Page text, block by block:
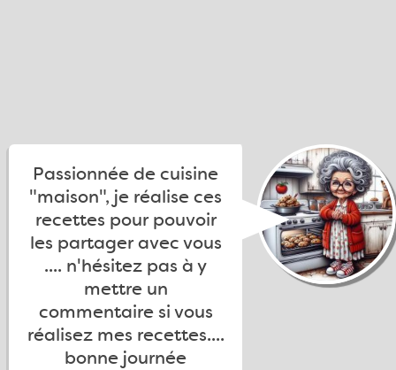
Passionnée de cuisine
"maison", je réalise ces
recettes pour pouvoir
les partager avec vous
.... n'hésitez pas à y
mettre un
commentaire si vous
réalisez mes recettes....
bonne journée